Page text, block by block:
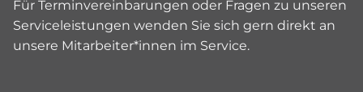
Für Terminvereinbarungen oder Fragen zu unseren
Serviceleistungen wenden Sie sich gern direkt an
unsere Mitarbeiter*innen im Service.